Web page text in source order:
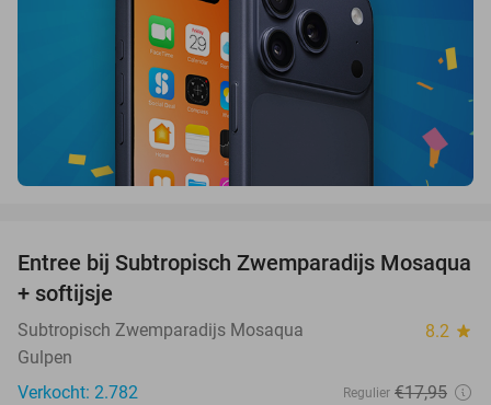
25%
Entree bij Subtropisch Zwemparadijs Mosaqua
+ softijsje
Subtropisch Zwemparadijs Mosaqua 8.2 star
Gulpen
Verkocht: 2.782
Regulier €17,95